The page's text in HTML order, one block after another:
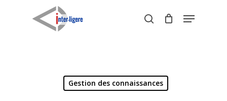
search
Menu
Gestion des connaissances